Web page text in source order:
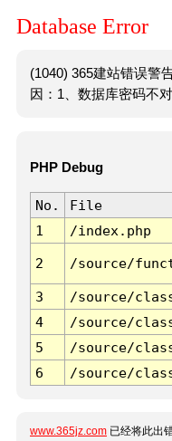
Database Error
(1040) 365建站错误警
因：1、数据库密码不
PHP Debug
No. File
1
/index.php
2 /source/
3 /source/
4
/source/
5
/source/
6
/source/
www.365jz.com 已经将此出